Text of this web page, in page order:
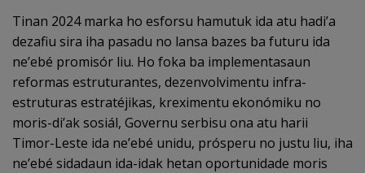
Tinan 2024 marka ho esforsu hamutuk ida atu hadi’a
dezafiu sira iha pasadu no lansa bazes ba futuru ida
ne’ebé promisór liu. Ho foka ba implementasaun
reformas estruturantes, dezenvolvimentu infra-
estruturas estratéjikas, kreximentu ekonómiku no
moris-di’ak sosiál, Governu serbisu ona atu harii
Timor-Leste ida ne’ebé unidu, prósperu no justu liu, iha
ne’ebé sidadaun ida-idak hetan oportunidade moris